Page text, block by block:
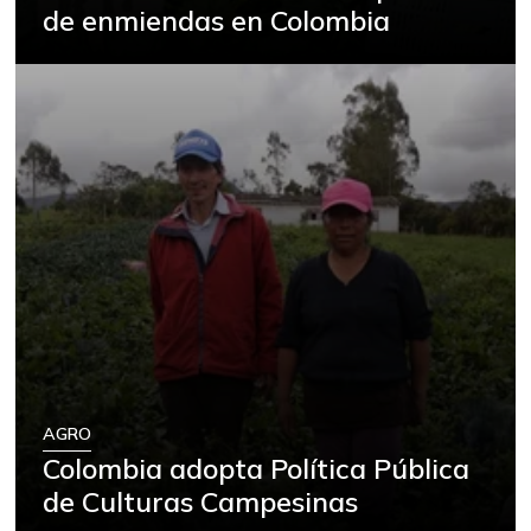
FUENTE: SIPSA (Sistema de Información
de Precios), DANE.
de enmiendas en Colombia
AGRO
Colombia adopta Política Pública
de Culturas Campesinas